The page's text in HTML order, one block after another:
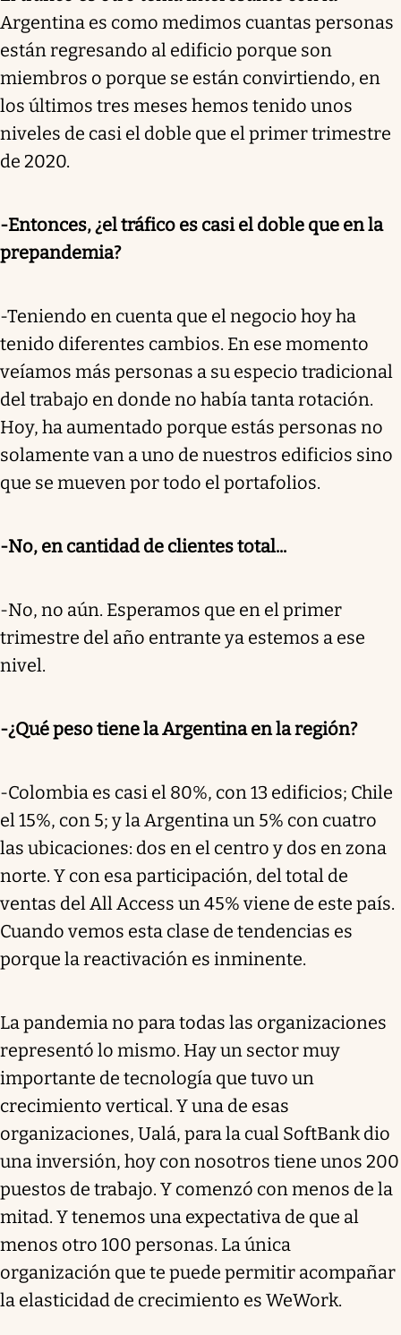
Argentina es como medimos cuantas personas
están regresando al edificio porque son
miembros o porque se están convirtiendo, en
los últimos tres meses hemos tenido unos
niveles de casi el doble que el primer trimestre
de 2020.
-Entonces, ¿el tráfico es casi el doble que en la
prepandemia?
-Teniendo en cuenta que el negocio hoy ha
tenido diferentes cambios. En ese momento
veíamos más personas a su especio tradicional
del trabajo en donde no había tanta rotación.
Hoy, ha aumentado porque estás personas no
solamente van a uno de nuestros edificios sino
que se mueven por todo el portafolios.
-No, en cantidad de clientes total...
-No, no aún. Esperamos que en el primer
trimestre del año entrante ya estemos a ese
nivel.
-¿Qué peso tiene la Argentina en la región?
-Colombia es casi el 80%, con 13 edificios; Chile
el 15%, con 5; y la Argentina un 5% con cuatro
las ubicaciones: dos en el centro y dos en zona
norte. Y con esa participación, del total de
ventas del All Access un 45% viene de este país.
Cuando vemos esta clase de tendencias es
porque la reactivación es inminente.
La pandemia no para todas las organizaciones
representó lo mismo. Hay un sector muy
importante de tecnología que tuvo un
crecimiento vertical. Y una de esas
organizaciones, Ualá, para la cual SoftBank dio
una inversión, hoy con nosotros tiene unos 200
puestos de trabajo. Y comenzó con menos de la
mitad. Y tenemos una expectativa de que al
menos otro 100 personas. La única
organización que te puede permitir acompañar
la elasticidad de crecimiento es WeWork.